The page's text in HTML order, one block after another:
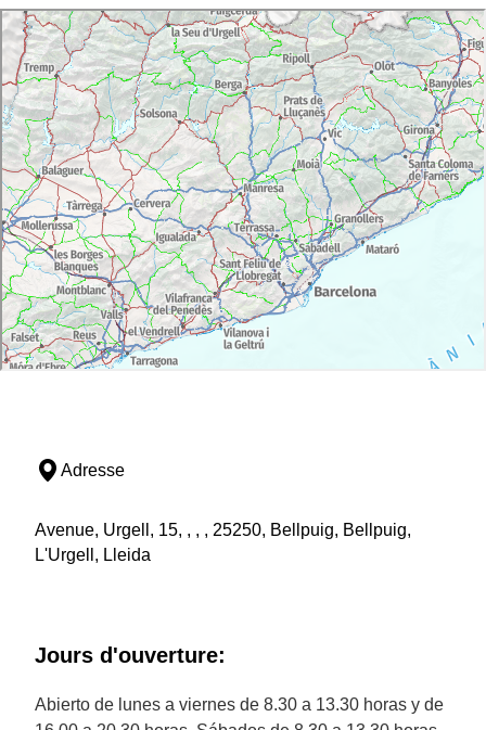
Adresse
Avenue, Urgell, 15, , , , 25250, Bellpuig, Bellpuig,
L'Urgell, Lleida
Jours d'ouverture:
Abierto de lunes a viernes de 8.30 a 13.30 horas y de